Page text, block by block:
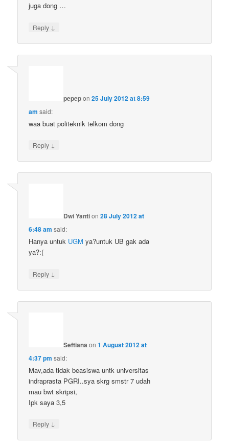
juga dong …
Reply ↓
pepepon25 July 2012 at 8:59
am said:
waa buat politeknik telkom dong
Reply ↓
Dwi Yantion28 July 2012 at
6:48 am said:
Hanya untuk UGM ya?untuk UB gak ada
ya?:(
Reply ↓
Seftiana on1 August 2012 at
4:37 pm said:
Mav,ada tidak beasiswa untk universitas
indraprasta PGRI..sya skrg smstr 7 udah
mau bwt skripsi,
Ipk saya 3,5
Reply ↓